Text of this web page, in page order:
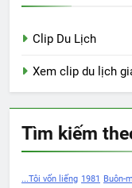
Clip Du Lịch
Xem clip du lịch
Tìm kiếm
...Tôi vốn liếng 1981 Buôn-